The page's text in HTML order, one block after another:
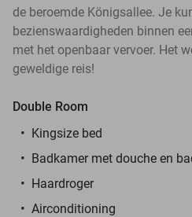
de beroemde Königsallee. Je
bezienswaardigheden binnen
met het openbaar vervoer. Het
geweldige reis!
Double Room
Kingsize bed
Badkamer met douche en
Haardroger
Airconditioning